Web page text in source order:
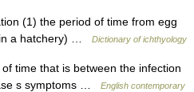
(1) the period of time from egg
in a hatchery) …
Dictionary of ichthyology
time that is between the infection
s symptoms …
English contemporary